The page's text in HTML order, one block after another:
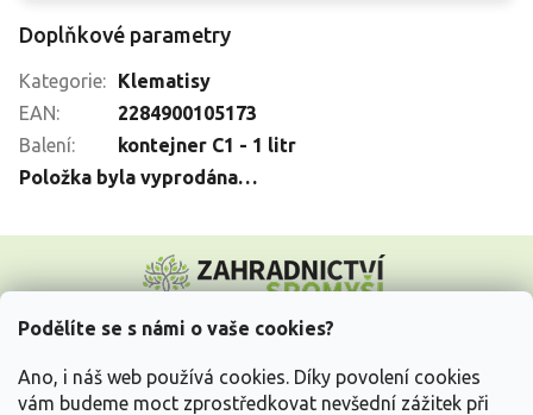
Podělíte se s námi o vaše cookies?
Ano, i náš web používá cookies. Díky povolení cookies
vám budeme moct zprostředkovat nevšední zážitek při
Doplňkové parametry
Kategorie:
Klematisy
EAN:
2284900105173
Balení:
kontejner C1 - 1 litr
Položka byla vyprodána…
p
Vše o nákupu